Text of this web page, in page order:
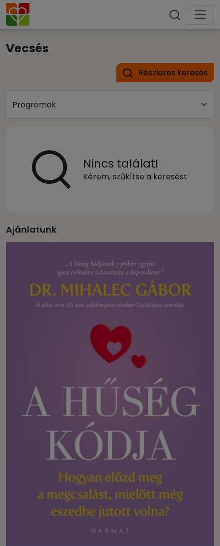
Vecsés
Részletes keresés
Nincs találat!
Kérem, szűkítse a keresést.
Ajánlatunk